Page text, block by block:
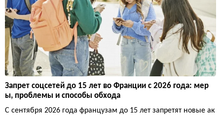
Запрет соцсетей до 15 лет во Франции с 2026 года: мер
ы, проблемы и способы обхода
С сентября 2026 года французам до 15 лет запретят новые ак